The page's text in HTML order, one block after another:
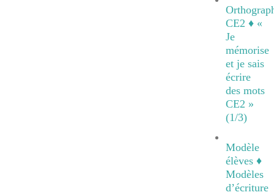
CE2 ♦ «
Je
mémorise
et je sais
écrire
des mots
CE2 »
(1/3)
Modèle
élèves ♦
Modèles
d’écriture